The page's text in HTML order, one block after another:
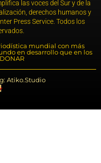
las voces del Sur y de la
derechos humanos y
Press Service. Todos los
mundial con más
en desarrollo que en los
Atiko.Studio